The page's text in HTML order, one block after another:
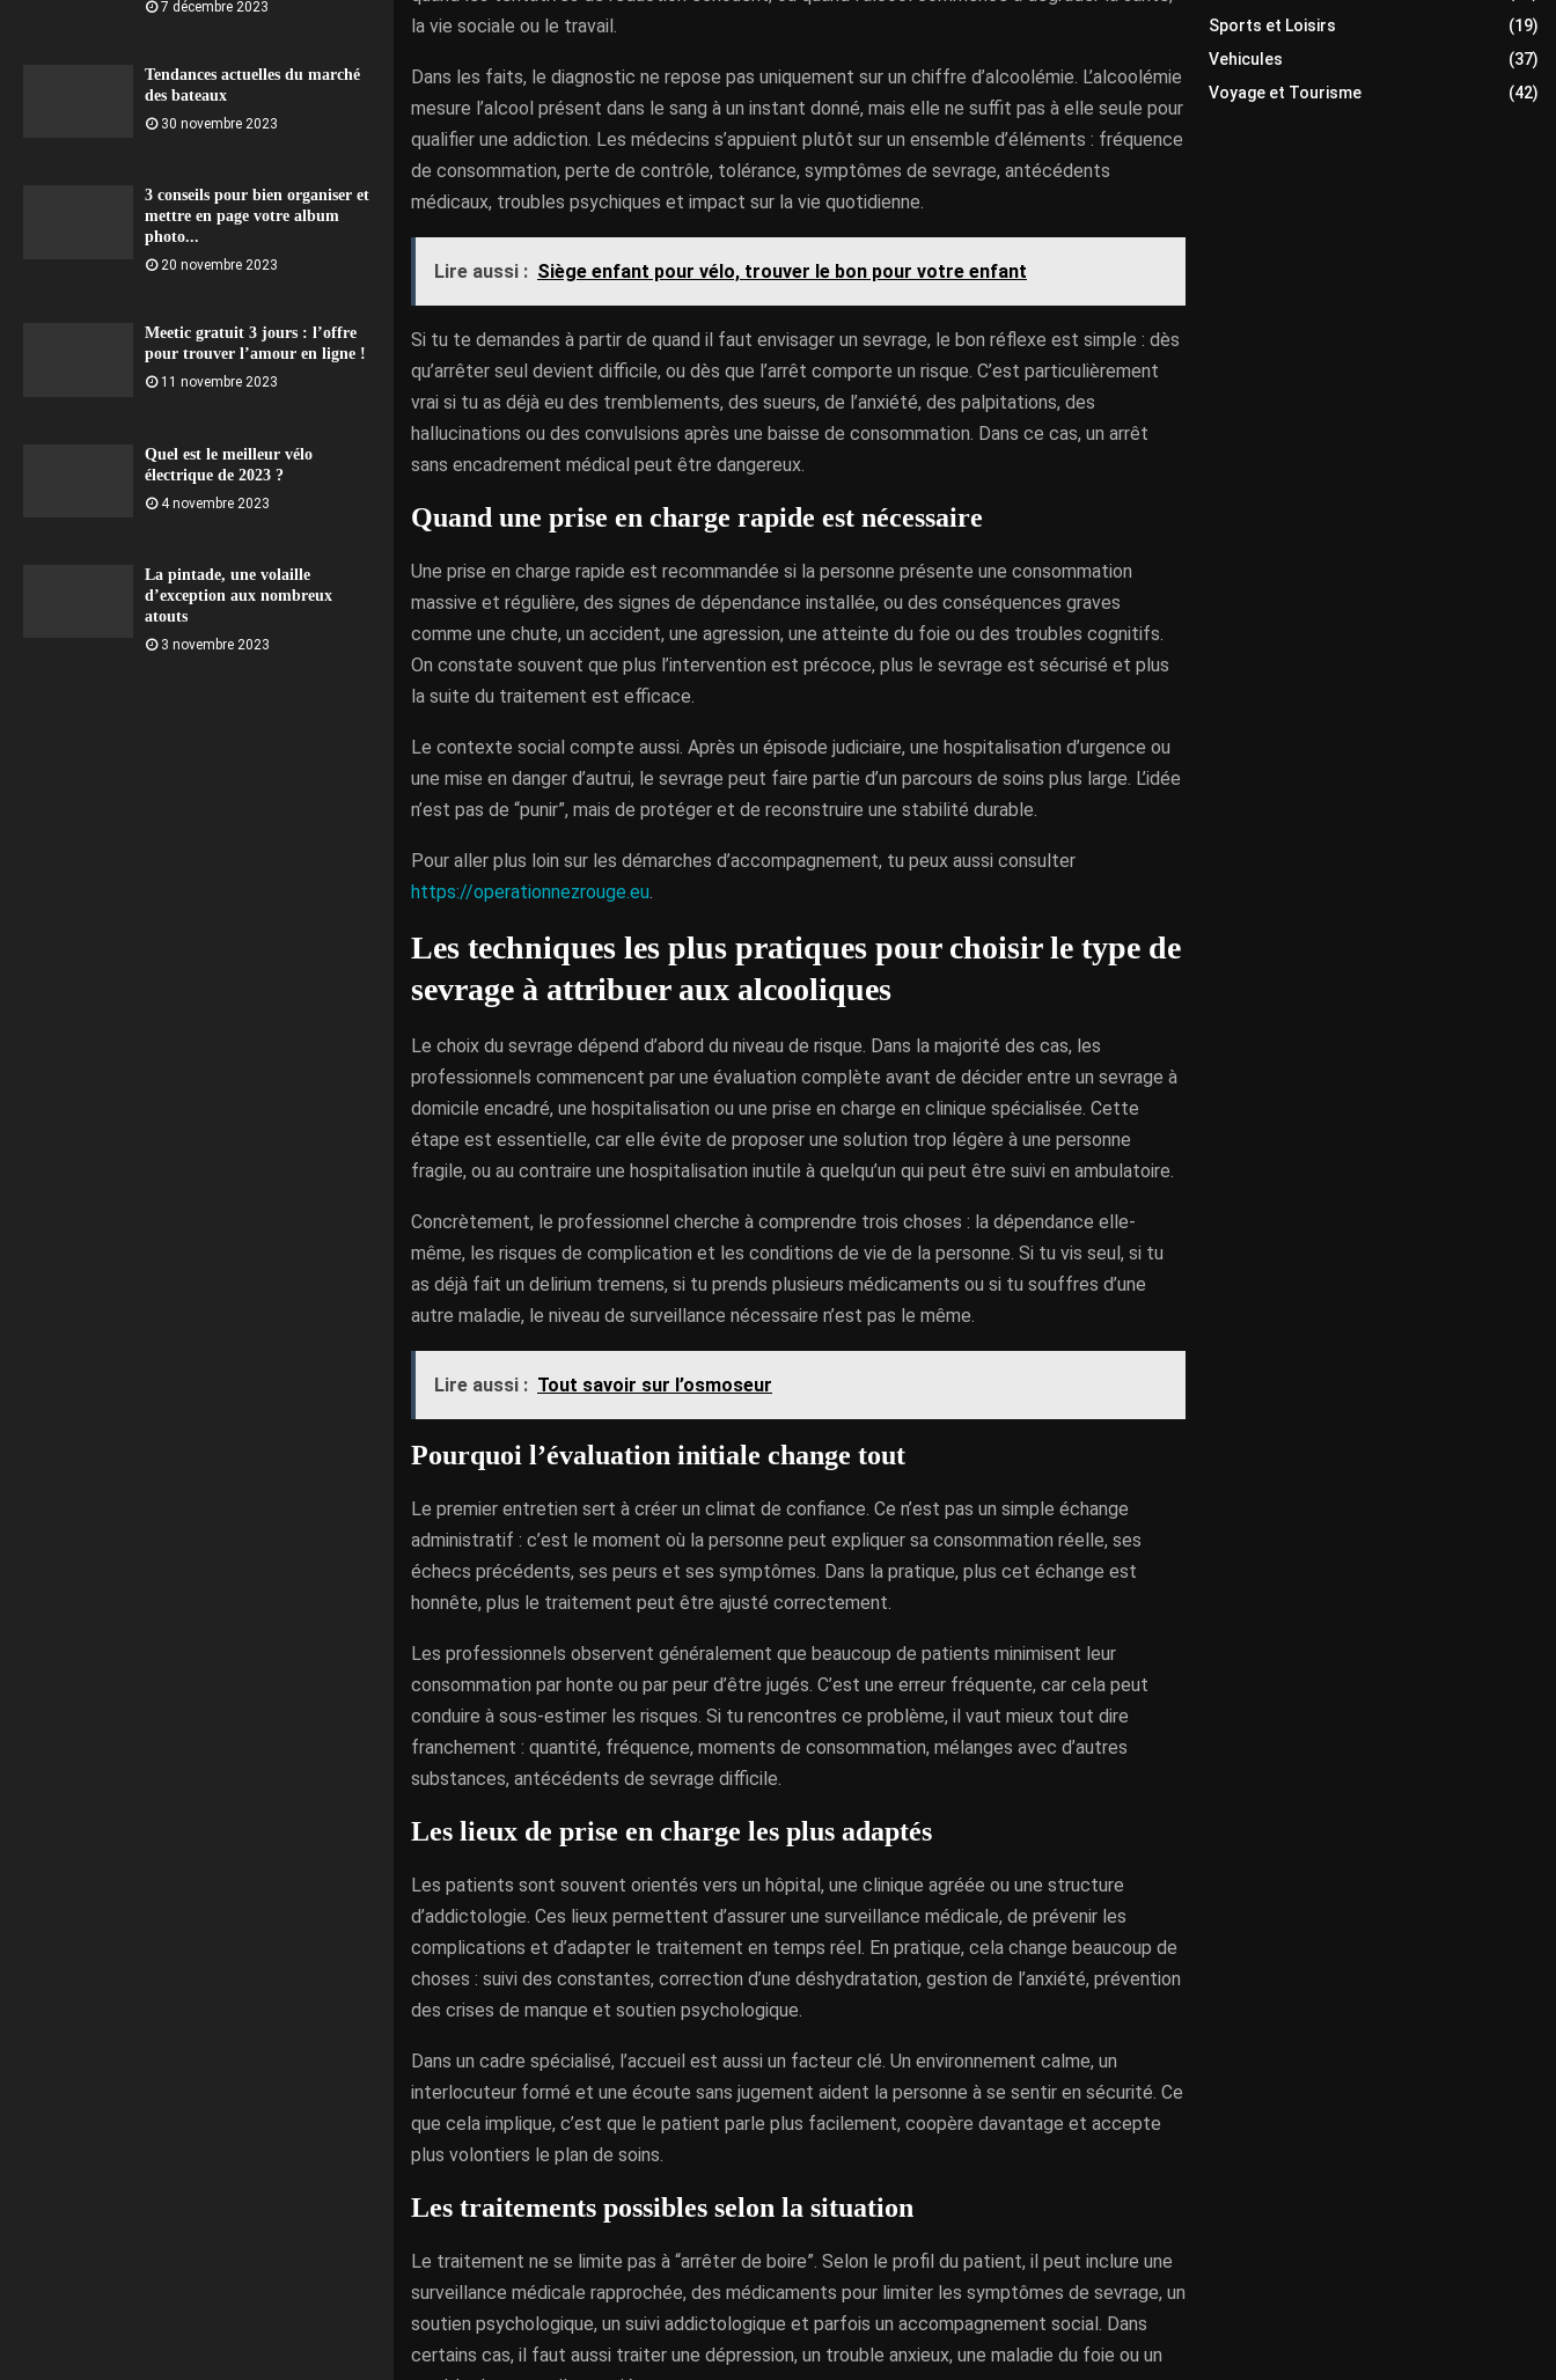
7 décembre 2023
Tendances actuelles du marché
des bateaux
30 novembre 2023
3 conseils pour bien organiser et
mettre en page votre album
photo...
20 novembre 2023
Meetic gratuit 3 jours : l’offre
pour trouver l’amour en ligne !
11 novembre 2023
Quel est le meilleur vélo
électrique de 2023 ?
4 novembre 2023
La pintade, une volaille
d’exception aux nombreux
atouts
3 novembre 2023
la vie sociale ou le travail.
Dans les faits, le diagnostic ne repose pas uniquement sur un chiffre d’alcoolémie. L’alcoolémie
mesure l’alcool présent dans le sang à un instant donné, mais elle ne suffit pas à elle seule pour
qualifier une addiction. Les médecins s’appuient plutôt sur un ensemble d’éléments : fréquence
de consommation, perte de contrôle, tolérance, symptômes de sevrage, antécédents
médicaux, troubles psychiques et impact sur la vie quotidienne.
Lire aussi : Siège enfant pour vélo, trouver le bon pour votre enfant
Si tu te demandes à partir de quand il faut envisager un sevrage, le bon réflexe est simple : dès
qu’arrêter seul devient difficile, ou dès que l’arrêt comporte un risque. C’est particulièrement
vrai si tu as déjà eu des tremblements, des sueurs, de l’anxiété, des palpitations, des
hallucinations ou des convulsions après une baisse de consommation. Dans ce cas, un arrêt
sans encadrement médical peut être dangereux.
Quand une prise en charge rapide est nécessaire
Une prise en charge rapide est recommandée si la personne présente une consommation
massive et régulière, des signes de dépendance installée, ou des conséquences graves
comme une chute, un accident, une agression, une atteinte du foie ou des troubles cognitifs.
On constate souvent que plus l’intervention est précoce, plus le sevrage est sécurisé et plus
la suite du traitement est efficace.
Le contexte social compte aussi. Après un épisode judiciaire, une hospitalisation d’urgence ou
une mise en danger d’autrui, le sevrage peut faire partie d’un parcours de soins plus large. L’idée
n’est pas de “punir”, mais de protéger et de reconstruire une stabilité durable.
Pour aller plus loin sur les démarches d’accompagnement, tu peux aussi consulter
https://operationnezrouge.eu.
Les techniques les plus pratiques pour choisir le type de
sevrage à attribuer aux alcooliques
Le choix du sevrage dépend d’abord du niveau de risque. Dans la majorité des cas, les
professionnels commencent par une évaluation complète avant de décider entre un sevrage à
domicile encadré, une hospitalisation ou une prise en charge en clinique spécialisée. Cette
étape est essentielle, car elle évite de proposer une solution trop légère à une personne
fragile, ou au contraire une hospitalisation inutile à quelqu’un qui peut être suivi en ambulatoire.
Concrètement, le professionnel cherche à comprendre trois choses : la dépendance elle-
même, les risques de complication et les conditions de vie de la personne. Si tu vis seul, si tu
as déjà fait un delirium tremens, si tu prends plusieurs médicaments ou si tu souffres d’une
autre maladie, le niveau de surveillance nécessaire n’est pas le même.
Lire aussi : Tout savoir sur l’osmoseur
Pourquoi l’évaluation initiale change tout
Le premier entretien sert à créer un climat de confiance. Ce n’est pas un simple échange
administratif : c’est le moment où la personne peut expliquer sa consommation réelle, ses
échecs précédents, ses peurs et ses symptômes. Dans la pratique, plus cet échange est
honnête, plus le traitement peut être ajusté correctement.
Les professionnels observent généralement que beaucoup de patients minimisent leur
consommation par honte ou par peur d’être jugés. C’est une erreur fréquente, car cela peut
conduire à sous-estimer les risques. Si tu rencontres ce problème, il vaut mieux tout dire
franchement : quantité, fréquence, moments de consommation, mélanges avec d’autres
substances, antécédents de sevrage difficile.
Les lieux de prise en charge les plus adaptés
Les patients sont souvent orientés vers un hôpital, une clinique agréée ou une structure
d’addictologie. Ces lieux permettent d’assurer une surveillance médicale, de prévenir les
complications et d’adapter le traitement en temps réel. En pratique, cela change beaucoup de
choses : suivi des constantes, correction d’une déshydratation, gestion de l’anxiété, prévention
des crises de manque et soutien psychologique.
Dans un cadre spécialisé, l’accueil est aussi un facteur clé. Un environnement calme, un
interlocuteur formé et une écoute sans jugement aident la personne à se sentir en sécurité. Ce
que cela implique, c’est que le patient parle plus facilement, coopère davantage et accepte
plus volontiers le plan de soins.
Les traitements possibles selon la situation
Le traitement ne se limite pas à “arrêter de boire”. Selon le profil du patient, il peut inclure une
surveillance médicale rapprochée, des médicaments pour limiter les symptômes de sevrage, un
soutien psychologique, un suivi addictologique et parfois un accompagnement social. Dans
certains cas, il faut aussi traiter une dépression, un trouble anxieux, une maladie du foie ou un
Sports et Loisirs
(19)
Vehicules
(37)
Voyage et Tourisme
(42)